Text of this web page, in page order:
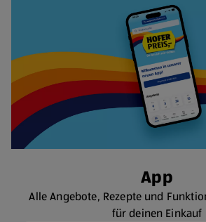
App
Alle Angebote, Rezepte und
für deinen Einkauf